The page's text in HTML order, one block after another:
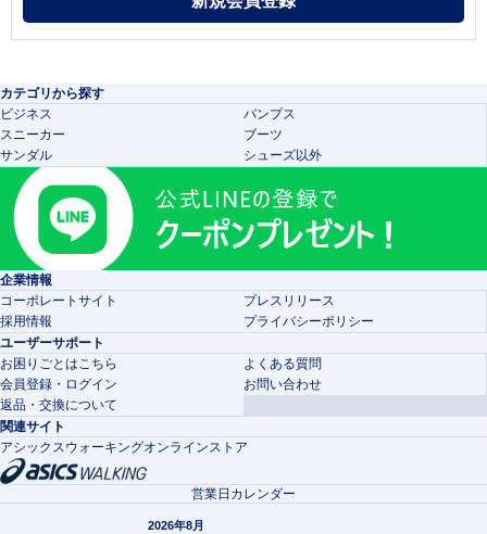
カテゴリから探す
ビジネス
パンプス
スニーカー
ブーツ
サンダル
シューズ以外
企業情報
コーポレートサイト
プレスリリース
採用情報
プライバシーポリシー
ユーザーサポート
お困りごとはこちら
よくある質問
会員登録・ログイン
お問い合わせ
返品・交換について
関連サイト
アシックスウォーキングオンラインストア
営業日カレンダー
2026年8月